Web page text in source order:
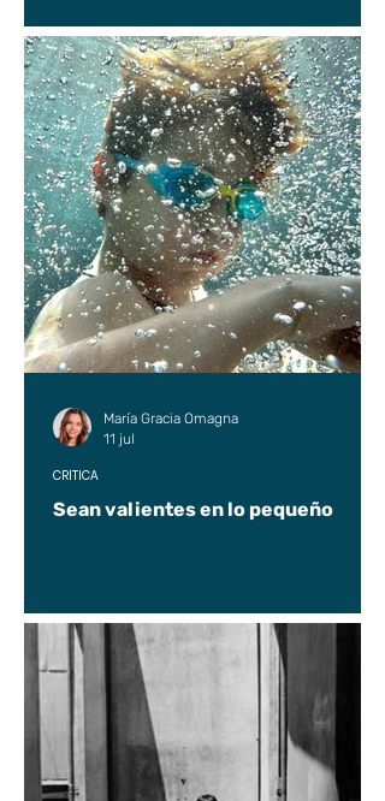
Sean valientes en lo pequeño
CRÍTICA
María Gracia Omagna
11 jul